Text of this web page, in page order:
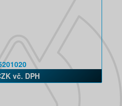
vč. DPH